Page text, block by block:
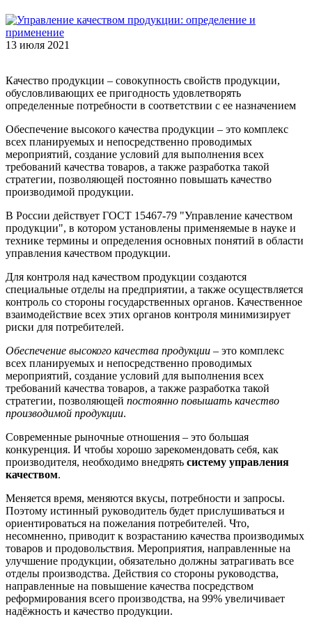
13 июля 2021
Качество продукции – совокупность свойств продукции,
обусловливающих ее пригодность удовлетворять
определенные потребности в соответствии с ее назначением
Обеспечение высокого качества продукции – это комплекс
всех планируемых и непосредственно проводимых
мероприятий, создание условий для выполнения всех
требований качества товаров, а также разработка такой
стратегии, позволяющей постоянно повышать качество
производимой продукции.
В России действует ГОСТ 15467-79 "Управление качеством
продукции", в котором установлены применяемые в науке и
технике термины и определения основных понятий в области
управления качеством продукции.
Для контроля над качеством продукции создаются
специальные отделы на предприятии, а также осуществляется
контроль со стороны государственных органов. Качественное
взаимодействие всех этих органов контроля минимизирует
риски для потребителей.
Обеспечение высокого качества продукции – это комплекс
всех планируемых и непосредственно проводимых
мероприятий, создание условий для выполнения всех
требований качества товаров, а также разработка такой
стратегии, позволяющей постоянно повышать качество
производимой продукции.
Современные рыночные отношения – это большая
конкуренция. И чтобы хорошо зарекомендовать себя, как
производителя, необходимо внедрять систему управления
качеством.
Меняется время, меняются вкусы, потребности и запросы.
Поэтому истинный руководитель будет прислушиваться и
ориентироваться на пожелания потребителей. Что,
несомненно, приводит к возрастанию качества производимых
товаров и продовольствия. Мероприятия, направленные на
улучшение продукции, обязательно должны затрагивать все
отделы производства. Действия со стороны руководства,
направленные на повышение качества посредством
реформирования всего производства, на 99% увеличивает
надёжность и качество продукции.